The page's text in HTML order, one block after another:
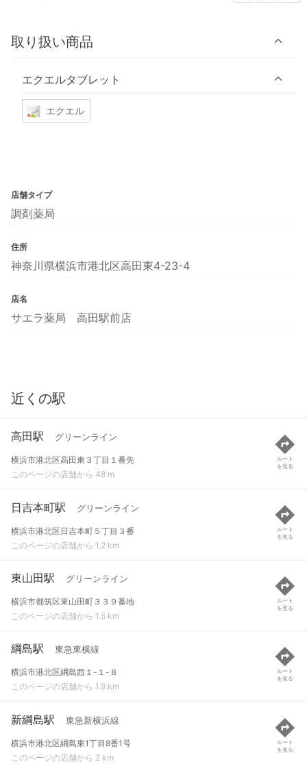
取り扱い商品
エクエルタブレット
エクエル
店舗タイプ
調剤薬局
住所
神奈川県横浜市港北区高田東4-23-4
店名
サエラ薬局 高田駅前店
近くの駅
高田駅 グリーンライン
横浜市港北区高田東３丁目１番先
このページの店舗から 48 m
ルート
を見る
日吉本町駅 グリーンライン
横浜市港北区日吉本町５丁目３番
このページの店舗から 1.2 km
ルート
を見る
東山田駅 グリーンライン
横浜市都筑区東山田町３３９番地
このページの店舗から 1.5 km
ルート
を見る
綱島駅 東急東横線
横浜市港北区綱島西１-１-８
このページの店舗から 1.9 km
ルート
を見る
新綱島駅 東急新横浜線
横浜市港北区綱島東1丁目8番1号
このページの店舗から 2 km
ルート
を見る